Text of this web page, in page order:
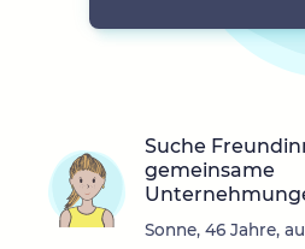
Suche
gemeinsame
Sonne, 46 Jahre,